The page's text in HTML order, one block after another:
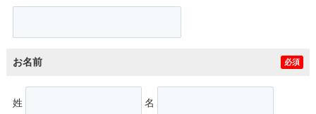
お名前 必須
姓 名